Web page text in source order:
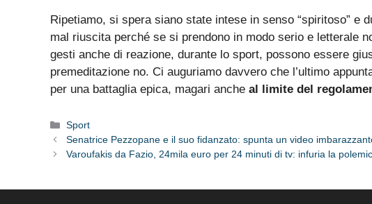
Ripetiamo, si spera siano state intese in senso “spiritoso” e
mal riuscita perché se si prendono in modo serio e letterale
gesti anche di reazione, durante lo sport, possono essere
premeditazione no. Ci auguriamo davvero che l’ultimo
per una battaglia epica, magari anche al limite del
Categorie
Sport
Senatrice Pezzopane e il suo fidanzato: spunta un video
Varoufakis da Fazio, 24mila euro per 24 minuti di tv: infuria la